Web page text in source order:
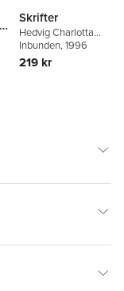
Skrifter
Hedvig Charlotta
Nordenflycht
Inbunden, 1996
219 kr